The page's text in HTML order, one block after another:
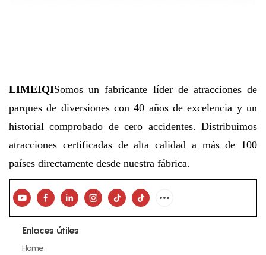
LIMEIQISomos un fabricante líder de atracciones de
parques de diversiones con 40 años de excelencia y un
historial comprobado de cero accidentes. Distribuimos
atracciones certificadas de alta calidad a más de 100
países directamente desde nuestra fábrica.
Enlaces útiles
Home